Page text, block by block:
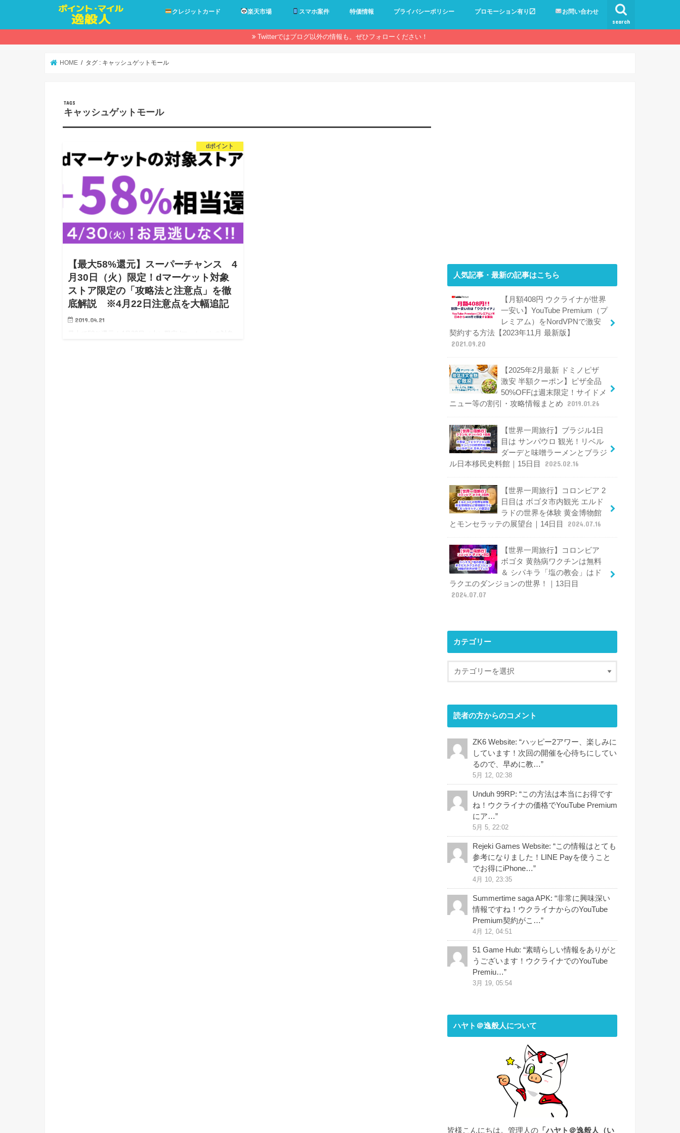
search
クレジットカード 楽天市場 スマホ案件 特価情報 プライバシーポリシー プロモーション有り〼 お問い合わせ
Twitterではブログ以外の情報も。ぜひフォローください！
HOME タグ : キャッシュゲットモール
キャッシュゲットモール
dポイント
【最大58%還元】スーパーチャンス 4
月30日（火）限定！dマーケット対象
ストア限定の「攻略法と注意点」を徹
底解説 ※4月22日注意点を大幅追記
2019.04.21
人気記事・最新の記事はこちら
【月額408円 ウクライナが世界
一安い】YouTube Premium（プ
レミアム）をNordVPNで激安
契約する方法【2023年11月 最新版】
2021.09.20
【2025年2月最新 ドミノピザ
激安 半額クーポン】ピザ全品
50%OFFは週末限定！サイドメ
ニュー等の割引・攻略情報まとめ
2019.01.26
【世界一周旅行】ブラジル1日
目は サンパウロ 観光！リベル
ダーデと味噌ラーメンとブラジ
ル日本移民史料館｜15日目
2025.02.16
【世界一周旅行】コロンビア 2
日目は ボゴタ市内観光 エルド
ラドの世界を体験 黄金博物館
とモンセラッテの展望台｜14日目
2024.07.16
【世界一周旅行】コロンビア
ボゴタ 黄熱病ワクチンは無料
＆ シパキラ「塩の教会」はド
ラクエのダンジョンの世界！｜13日目
2024.07.07
カテゴリー
読者の方からのコメント
ZK6 Website: “ハッピー2アワー、楽しみに
しています！次回の開催を心待ちにしてい
るので、早めに教…”
5月 12, 02:38
Unduh 99RP: “この方法は本当にお得です
ね！ウクライナの価格でYouTube Premium
にア…”
5月 5, 22:02
Rejeki Games Website: “この情報はとても
参考になりました！LINE Payを使うこと
でお得にiPhone…”
4月 10, 23:35
Summertime saga APK: “非常に興味深い
情報ですね！ウクライナからのYouTube
Premium契約がこ…”
4月 12, 04:51
51 Game Hub: “素晴らしい情報をありがと
うございます！ウクライナでのYouTube
Premiu…”
3月 19, 05:54
ハヤト＠逸般人について
皆様こんにちは。管理人の 「ハヤト＠逸般人（い